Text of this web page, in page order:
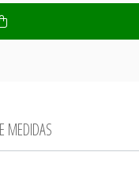
MEDIDAS